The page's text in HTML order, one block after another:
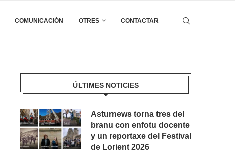
COMUNICACIÓN OTRES CONTACTAR
ÚLTIMES NOTICIES
Asturnews torna tres del
branu con enfotu docente
y un reportaxe del Festival
de Lorient 2026